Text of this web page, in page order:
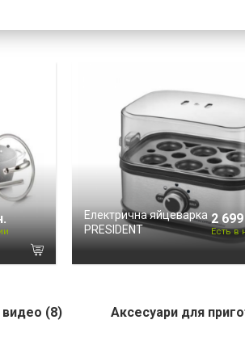
Електрична яйцеварка
PRESIDENT
2
Есть в
(8) Аксесуари для